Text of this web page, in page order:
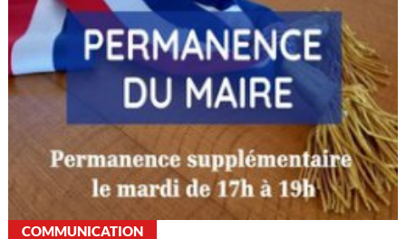
COMMUNICATION